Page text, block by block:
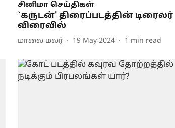
சினிமா செய்திகள்
`கருடன்' திரைப்படத்தின் டிரைலர்
விரைவில்
மாலை மலர் 19 May 2024 1 min read